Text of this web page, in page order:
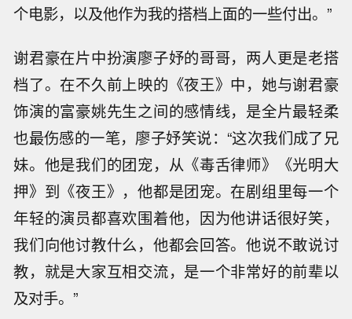
个电影，以及他作为我的搭档上面的一些付出。”
谢君豪在片中扮演廖子妤的哥哥，两人更是老搭
档了。在不久前上映的《夜王》中，她与谢君豪
饰演的富豪姚先生之间的感情线，是全片最轻柔
也最伤感的一笔，廖子妤笑说：“这次我们成了兄
妹。他是我们的团宠，从《毒舌律师》《光明大
押》到《夜王》，他都是团宠。在剧组里每一个
年轻的演员都喜欢围着他，因为他讲话很好笑，
我们向他讨教什么，他都会回答。他说不敢说讨
教，就是大家互相交流，是一个非常好的前辈以
及对手。”